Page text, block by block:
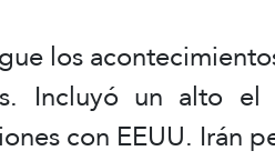
los
Incluyó un alto
con EEUU. Irán